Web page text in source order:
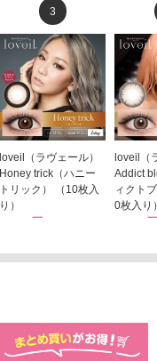
3
loveil（ラヴェール）
Honey trick（ハニー
トリック） （10枚入
り）
1,760円
loveil（
Addict
ィクト
0枚入り
1,760